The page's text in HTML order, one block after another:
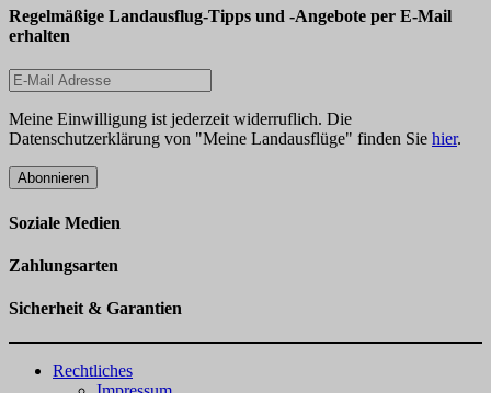
Regelmäßige Landausflug-Tipps und -Angebote per E-Mail
erhalten
Meine Einwilligung ist jederzeit widerruflich. Die
Datenschutzerklärung von "Meine Landausflüge" finden Sie hier.
Abonnieren
Soziale Medien
Zahlungsarten
Sicherheit & Garantien
Rechtliches